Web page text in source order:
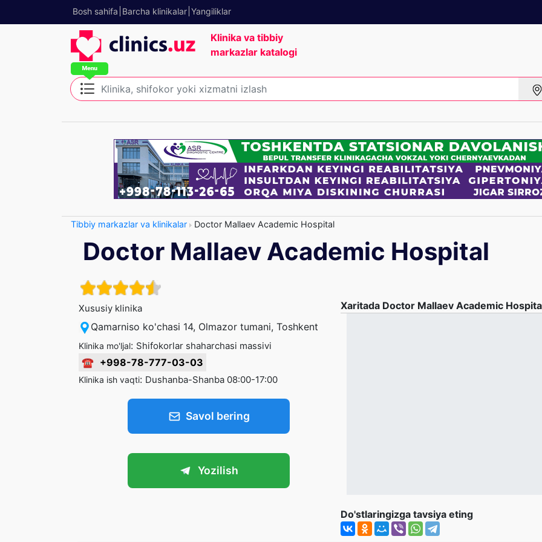
Bosh sahifa Barcha klinikalar Yangiliklar
Klinika va tibbiy
markazlar katalogi
Tibbiy markazlar va klinikalar Doctor Mallaev Academic Hospital
Doctor Mallaev Academic Hospital
Xususiy klinika
Qamarniso ko'chasi 14, Olmazor tumani, Toshkent
Klinika mo'ljal: Shifokorlar shaharchasi massivi
☎ +998-78-777-03-03
Klinika ish vaqti: Dushanba-Shanba 08:00-17:00
Savol bering
Yozilish
Xaritada Doctor Mallaev Academic
Do'stlaringizga tavsiya eting